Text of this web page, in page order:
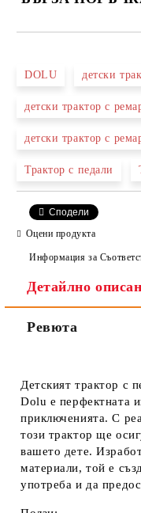
DOLU детски
детски трактор с
детски трактор с
Трактор с педали
Сподели
Оцени продукта
Информация за
Детайлно
Ревюта
Детският трактор с
Dolu е перфектната
приключенията. С
този трактор ще
вашето дете.
материали, той е
употреба и да